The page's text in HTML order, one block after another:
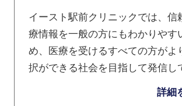
イースト駅前クリニックでは、信
療情報を一般の方にもわかりやす
め、医療を受けるすべての方がよ
択ができる社会を目指して発信し
詳細